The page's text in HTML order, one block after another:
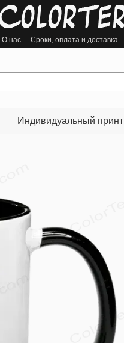
О нас Сроки, оплата и доставка
Индивидуальный принт